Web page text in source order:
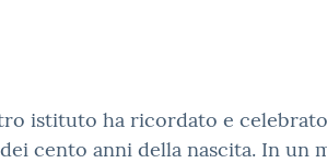
istituto ha ricordato e
cento anni della nascita. In un